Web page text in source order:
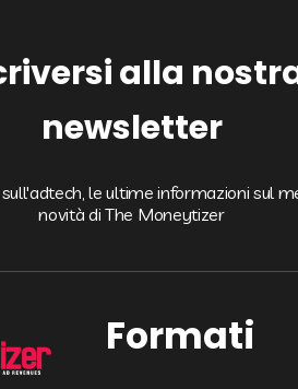
alla
newsletter
le ultime informazioni sul
novità di The Moneytizer
Formati